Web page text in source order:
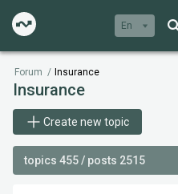
En
Forum / Insurance
Insurance
Create new topic
topics 455 / posts 2515